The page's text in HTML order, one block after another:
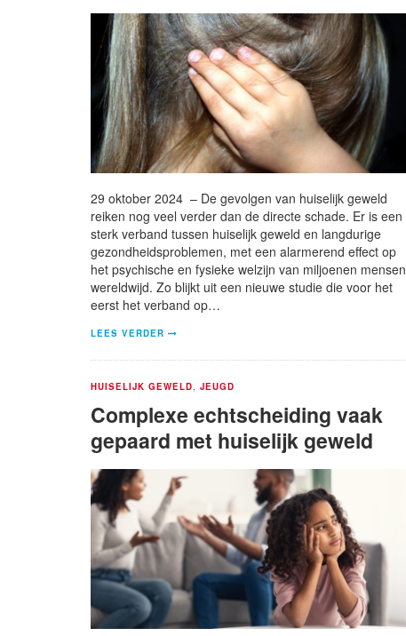
29 oktober 2024 – De gevolgen van huiselijk geweld
reiken nog veel verder dan de directe schade. Er is een
sterk verband tussen huiselijk geweld en langdurige
gezondheidsproblemen, met een alarmerend effect op
het psychische en fysieke welzijn van miljoenen mensen
wereldwijd. Zo blijkt uit een nieuwe studie die voor het
eerst het verband op…
LEES VERDER
HUISELIJK GEWELD JEUGD
Complexe echtscheiding vaak
gepaard met huiselijk geweld